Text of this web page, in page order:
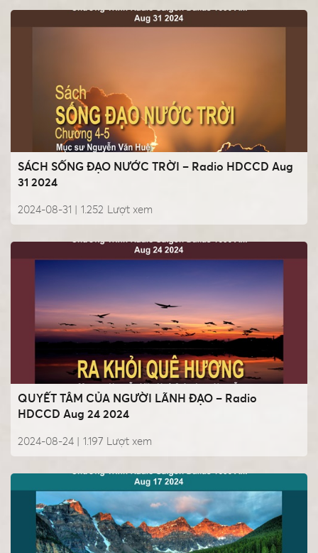
SÁCH SỐNG ĐẠO NƯỚC TRỜI – Radio HDCCD Aug
31 2024
2024-08-31 | Lượt xem
1.252
QUYẾT TÂM CỦA NGƯỜI LÃNH ĐẠO – Radio
HDCCD Aug 24 2024
2024-08-24 | Lượt xem
1.197